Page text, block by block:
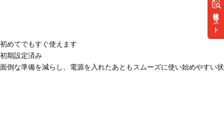
リスト
初めてでもすぐ使えます
初期設定済み
面倒な準備を減らし、電源を入れたあともスムーズに使い始めやすい